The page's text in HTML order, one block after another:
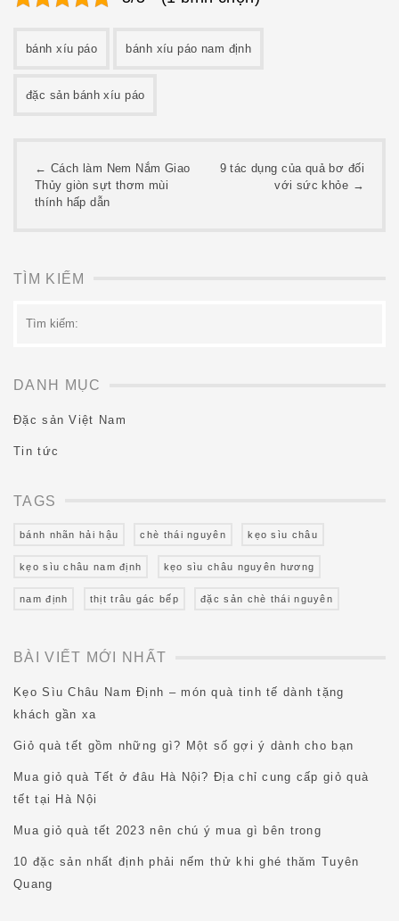
bánh xíu páo bánh xíu páo nam định
đặc sản bánh xíu páo
Post
navigation
← Cách làm Nem Nắm Giao
Thủy giòn sựt thơm mùi
thính hấp dẫn
9 tác dụng của quả bơ đối
với sức khỏe →
TÌM KIẾM
kiếm:
DANH MỤC
Đặc sản Việt Nam
Tin tức
TAGS
bánh nhãn hải hậu chè thái nguyên kẹo sìu châu
kẹo sìu châu nam định kẹo sìu châu nguyên hương
nam định thịt trâu gác bếp đặc sản chè thái nguyên
BÀI VIẾT MỚI NHẤT
Kẹo Sìu Châu Nam Định – món quà tinh tế dành tặng
khách gần xa
Giỏ quà tết gồm những gì? Một số gợi ý dành cho bạn
Mua giỏ quà Tết ở đâu Hà Nội? Địa chỉ cung cấp giỏ quà
tết tại Hà Nội
Mua giỏ quà tết 2023 nên chú ý mua gì bên trong
10 đặc sản nhất định phải nếm thử khi ghé thăm Tuyên
Quang